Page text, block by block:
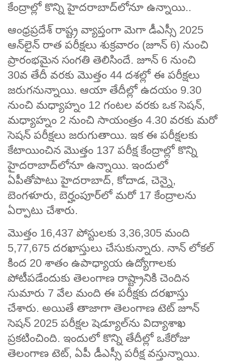
కేంద్రాల్లో కొన్ని హైదరాబాద్‌లోనూ ఉన్నాయి..
ఆంధ్రప్రదేశ్ రాష్ట్ర వ్యాప్తంగా మెగా డీఎస్సీ 2025
ఆన్‌లైన్‌ రాత పరీక్షలు శుక్రవారం (జూన్‌ 6) నుంచి
ప్రారంభమైన సంగతి తెలిసిందే. జూన్‌ 6 నుంచి
30వ తేదీ వరకు మొత్తం 44 దశల్లో ఈ పరీక్షలు
జరుగనున్నాయి. ఆయా తేదీల్లో ఉదయం 9.30
నుంచి మధ్యాహ్నం 12 గంటల వరకు ఒక సెషన్‌,
మధ్యాహ్నం 2 నుంచి సాయంత్రం 4.30 వరకు మరో
సెషన్‌ పరీక్షలు జరుగుతాయి. ఇక ఈ పరీక్షలకు
కేటాయించిన మొత్తం 137 పరీక్ష కేంద్రాల్లో కొన్ని
హైదరాబాద్‌లోనూ ఉన్నాయి. ఇందులో
ఏపీతోపాటు హైదరాబాద్, కోదాడ, చెన్నై,
బెంగళూరు, బెర్హంపూర్‌లో మరో 17 కేంద్రాలను
ఏర్పాటు చేశారు.
మొత్తం 16,437 పోస్టులకు 3,36,305 మంది
5,77,675 దరఖాస్తులు చేసుకున్నారు. నాన్‌ లోకల్‌
కింద 20 శాతం ఉపాధ్యాయ ఉద్యోగాలకు
పోటీపడేందుకు తెలంగాణ రాష్ట్రానికి చెందిన
సుమారు 7 వేల మంది ఈ పరీక్షకు దరఖాస్తు
చేశారు. అయితే తాజాగా తెలంగాణ టెట్ జూన్‌
సెషన్ 2025 పరీక్షల షెడ్యూల్‌ను విద్యాశాఖ
ప్రకటించింది. ఇందులో కొన్ని తేదీల్లో ఒకేరోజు
తెలంగాణ టెట్‌, ఏపీ డీఎస్సీ పరీక్ష వస్తున్నాయి.